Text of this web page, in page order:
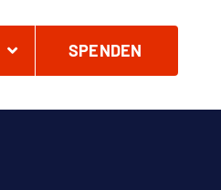
SPENDEN